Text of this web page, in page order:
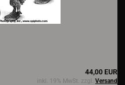
44,00 EUR
inkl. 19% MwSt. zzgl. Versand